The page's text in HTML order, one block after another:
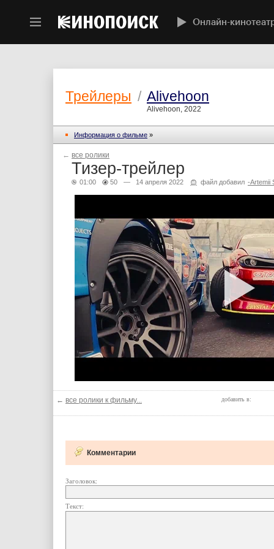
Онлайн-
Трейлеры / Alivehoon
Alivehoon, 2022
Информация о фильме »
← все ролики
Тизер-трейлер
01:00 50 — 14 апреля 2022 файл добавил -Artemii
← все ролики к фильму... добавить в:
Комментарии
Заголовок:
Текст: